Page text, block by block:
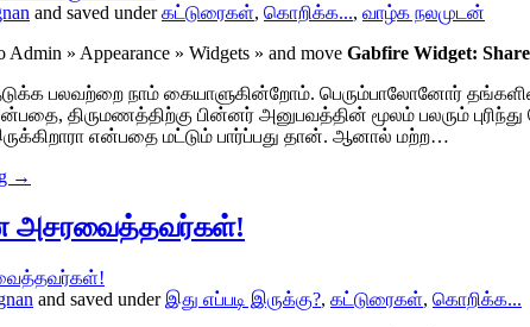
and saved underகட்டுரைகள், கொறிக்க..., வாழ்க நலமுடன்
Admin » Appearance » Widgets » and move Gabfire Widget:
பலவற்றை நாம் கையாளுகின்றோம். பெரும்பாலோனோர்
திருமணத்திற்கு பின்னர் அனுபவத்தின் மூலம் பலரும்
என்பதை மட்டும் பார்ப்பது தான். ஆனால் மற்ற…
→
அசரவைத்தவர்கள்!
and saved under இது எப்படி இருக்கு?, கட்டுரைகள், கொறிக்க...